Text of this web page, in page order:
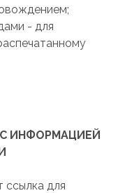
- для
ИНФОРМАЦИЕЙ
ссылка для